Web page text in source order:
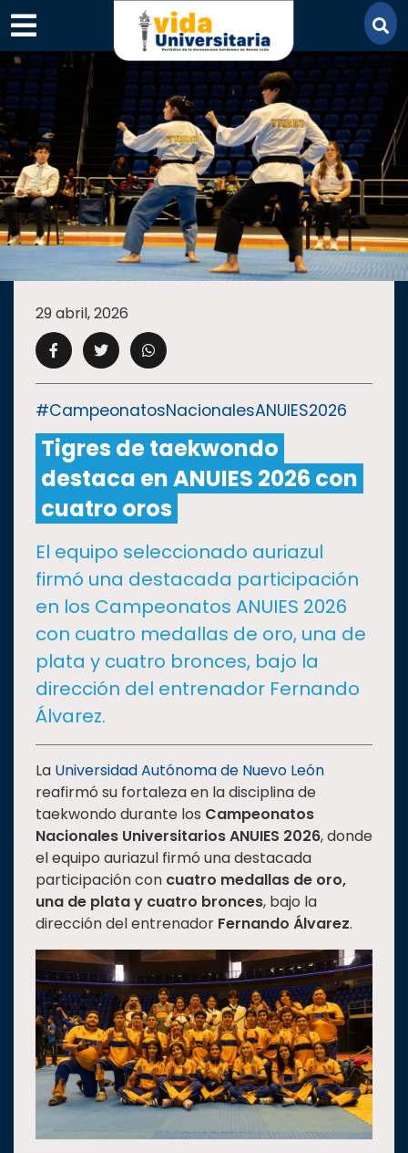
×
SECCIONES
ACADEMIA
CAMPUS UANL
CULTURA
DEPORTES
I+D+I EXPERTOS
SALUD
SUSTENTABILIDAD
Oferta
educativa
Estudiantes
Rectoría
Investigación
Internacionalización
Responsabilidad
social
Vinculación
Historia
Universiada
Nacional
29 abril, 2026
#CampeonatosNacionalesANUIES2026
Tigres de taekwondo
destaca en ANUIES 2026 con
cuatro oros
El equipo seleccionado auriazul
firmó una destacada participación
en los Campeonatos ANUIES 2026
con cuatro medallas de oro, una de
plata y cuatro bronces, bajo la
dirección del entrenador Fernando
Álvarez.
La Universidad Autónoma de Nuevo León
reafirmó su fortaleza en la disciplina de
taekwondo durante los Campeonatos
Nacionales Universitarios ANUIES 2026, donde
el equipo auriazul firmó una destacada
participación con cuatro medallas de oro,
una de plata y cuatro bronces, bajo la
dirección del entrenador Fernando Álvarez.